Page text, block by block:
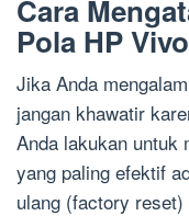
Cara
Pola HP Vivo
Jika Anda
jangan khawatir
Anda lakukan untuk
yang paling efektif
ulang (factory